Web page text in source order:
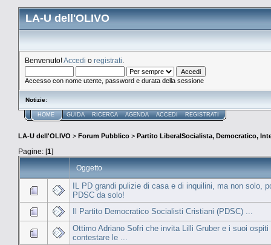
LA-U dell'OLIVO
Benvenuto!Accedi o registrati
Accesso con nome utente, password e durata della sessione
Notizie:
HOME GUIDA RICERCA AGENDA ACCEDI REGISTRATI
LA-U dell'OLIVO > Forum Pubblico > Partito LiberalSocialista, Democratico,
Pagine: [1]
Oggetto
IL PD grandi pulizie di casa e di inquilini, ma non solo,
PDSC da solo!
Il Partito Democratico Socialisti Cristiani (PDSC) ...
Ottimo Adriano Sofri che invita Lilli Gruber e i suoi ospiti
contestare le ...